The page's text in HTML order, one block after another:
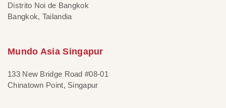
Distrito Noi de Bangkok
Bangkok, Tailandia
Mundo Asia Singapur
133 New Bridge Road #08-01
Chinatown Point, Singapur